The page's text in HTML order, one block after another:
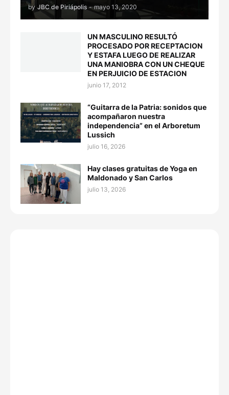
by JBC de Piriápolis - mayo 13, 2020
UN MASCULINO RESULTÓ
PROCESADO POR RECEPTACION
Y ESTAFA LUEGO DE REALIZAR
UNA MANIOBRA CON UN CHEQUE
EN PERJUICIO DE ESTACION
junio 17, 2012
“Guitarra de la Patria: sonidos que
acompañaron nuestra
independencia” en el Arboretum
Lussich
julio 16, 2026
Hay clases gratuitas de Yoga en
Maldonado y San Carlos
julio 13, 2026